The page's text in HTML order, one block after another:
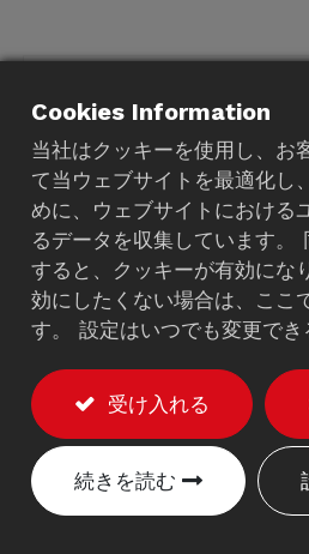
Cookies Information
当社はクッキーを使用し、お
て当ウェブサイトを最適化し
めに、ウェブサイトにおける
るデータを収集しています。
すると、クッキーが有効にな
効にしたくない場合は、ここ
す。 設定はいつでも変更でき
受け入れる
続きを読む